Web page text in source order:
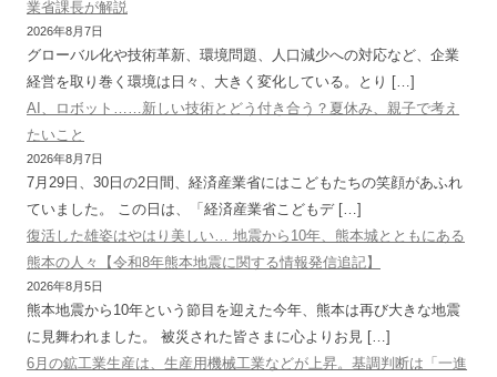
業省課長が解説
2026年8月7日
グローバル化や技術革新、環境問題、人口減少への対応など、企業
経営を取り巻く環境は日々、大きく変化している。とり […]
AI、ロボット……新しい技術とどう付き合う？夏休み、親子で考え
たいこと
2026年8月7日
7月29日、30日の2日間、経済産業省にはこどもたちの笑顔があふれ
ていました。 この日は、「経済産業省こどもデ […]
復活した雄姿はやはり美しい… 地震から10年、熊本城とともにある
熊本の人々【令和8年熊本地震に関する情報発信追記】
2026年8月5日
熊本地震から10年という節目を迎えた今年、熊本は再び大きな地震
に見舞われました。 被災された皆さまに心よりお見 […]
6月の鉱工業生産は、生産用機械工業などが上昇。基調判断は「一進